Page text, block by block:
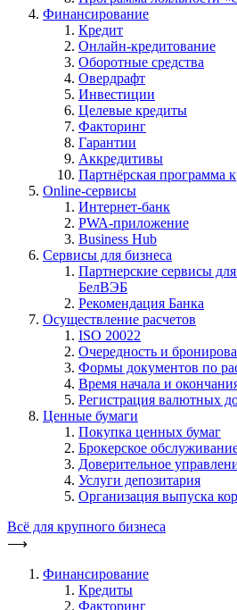
Финансирование
Кредит
Онлайн-кредитование
Оборотные средства
Овердрафт
Инвестиции
Целевые кредиты
Факторинг
Гарантии
Аккредитивы
Партнёрская программа
Online-сервисы
Интернет-банк
PWA-приложение
Business Hub
Сервисы для бизнеса
Партнерские сервисы
БелВЭБ
Рекомендация Банка
Осуществление расчетов
ISO 20022
Очередность и
Формы документов по
Время начала и
Регистрация валютных
Ценные бумаги
Покупка ценных бумаг
Брокерское
Доверительное
Услуги депозитария
Организация выпуска
Всё для крупного бизнеса
⟶
Финансирование
Кредиты
Факторинг